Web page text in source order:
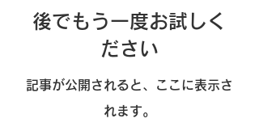
後でもう一度お試しく
ださい
記事が公開されると、ここに表示さ
れます。